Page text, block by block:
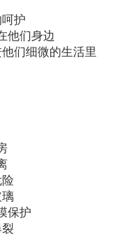
护
他们身边
们细微的生活里
保护